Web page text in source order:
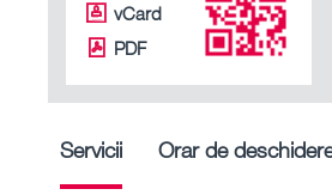
vCard
PDF
Servicii Orar de